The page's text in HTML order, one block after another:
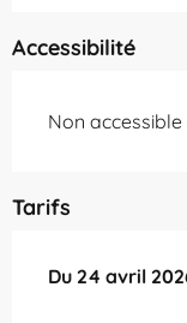
Accessibilité
Non
Tarifs
Du 24 avril
Du 24 avril